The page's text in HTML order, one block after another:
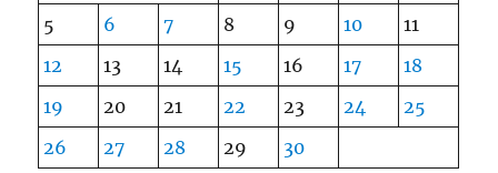
5
6 7 8 9 10
11
12
13 14 15 16 17
18
19
20 21 22 23 24
25
26
27 28 29 30